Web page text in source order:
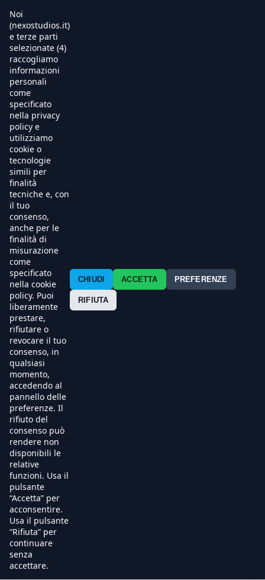
Contatti
Noi
(nexostudios.it)
e terze parti
selezionate (4)
raccogliamo
informazioni
personali
come
specificato
nella privacy
policy e
utilizziamo
cookie o
tecnologie
simili per
finalità
tecniche e, con
il tuo
consenso,
anche per le
finalità di
misurazione
come
specificato
nella cookie
policy. Puoi
liberamente
prestare,
rifiutare o
revocare il tuo
consenso, in
qualsiasi
momento,
accedendo al
pannello delle
preferenze. Il
rifiuto del
consenso può
rendere non
disponibili le
relative
funzioni. Usa il
pulsante
“Accetta” per
acconsentire.
Usa il pulsante
“Rifiuta” per
continuare
senza
accettare.
CHIUDI ACCETTA PREFERENZE
RIFIUTA